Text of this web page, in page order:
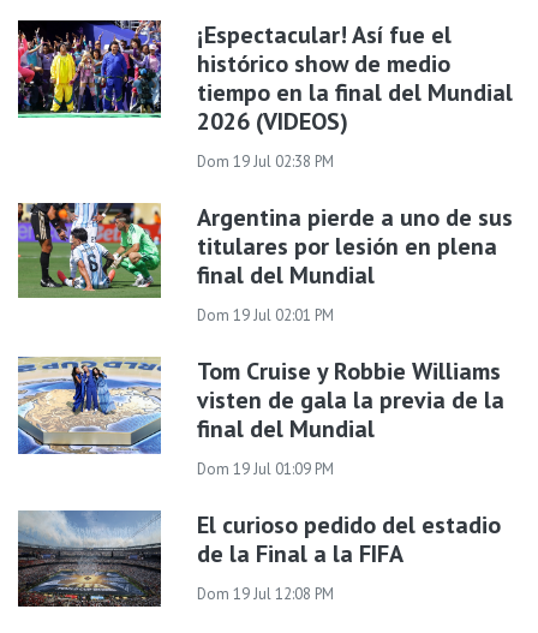
¡Espectacular! Así fue el
histórico show de medio
tiempo en la final del Mundial
2026 (VIDEOS)
Dom 19 Jul 02:38 PM
Argentina pierde a uno de sus
titulares por lesión en plena
final del Mundial
Dom 19 Jul 02:01 PM
Tom Cruise y Robbie Williams
visten de gala la previa de la
final del Mundial
Dom 19 Jul 01:09 PM
El curioso pedido del estadio
de la Final a la FIFA
Dom 19 Jul 12:08 PM